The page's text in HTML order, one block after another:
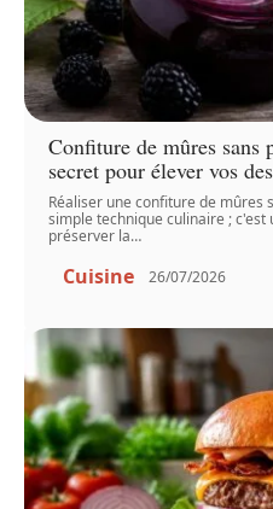
Confiture de mûres sans
secret pour élever vos
Réaliser une confiture de mûres
simple technique culinaire ;
préserver la…
Cuisine 26/07/2026